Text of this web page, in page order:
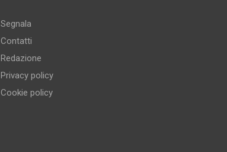
Segnala
Contatti
Redazione
Privacy policy
Cookie policy